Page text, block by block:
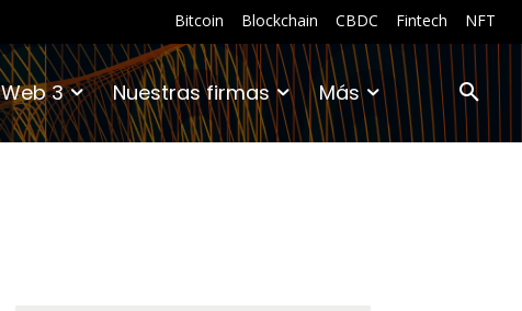
Bitcoin Blockchain CBDC Fintech NFT
Web 3 Nuestras firmas Más